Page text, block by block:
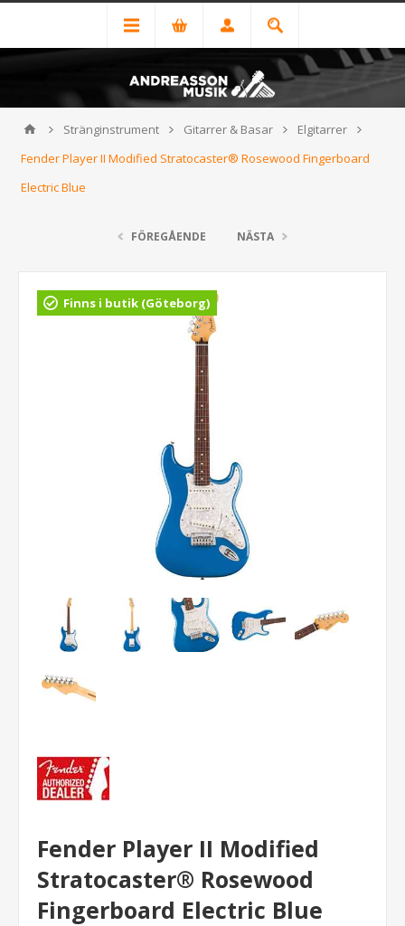
Stränginstrument Gitarrer & Basar
Elgitarrer
Fender Player II Modified Stratocaster® Rosewood Fingerboard
Electric Blue
FÖREGÅENDE NÄSTA
Finns i butik (Göteborg)
Fender Player II Modified
Stratocaster® Rosewood
Fingerboard Electric Blue